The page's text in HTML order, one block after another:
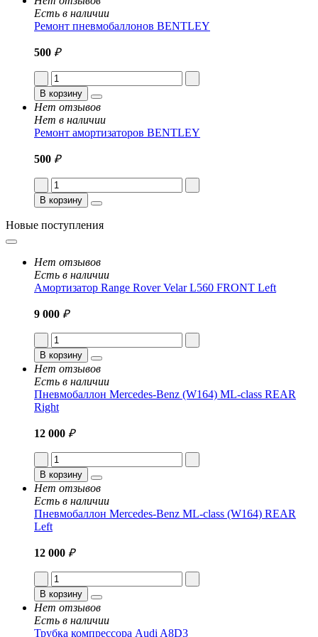
Есть в наличии
Ремонт пневмобаллонов BENTLEY
500 ₽
В корзину
Нет отзывов
Нет в наличии
Ремонт амортизаторов BENTLEY
500 ₽
В корзину
Новые поступления
Нет отзывов
Есть в наличии
Амортизатор Range Rover Velar L560 FRONT Left
9 000 ₽
В корзину
Нет отзывов
Есть в наличии
Пневмобаллон Mercedes-Benz (W164) ML-class REAR
Right
12 000 ₽
В корзину
Нет отзывов
Есть в наличии
Пневмобаллон Mercedes-Benz ML-class (W164) REAR
Left
12 000 ₽
В корзину
Нет отзывов
Есть в наличии
Трубка компрессора Audi A8D3